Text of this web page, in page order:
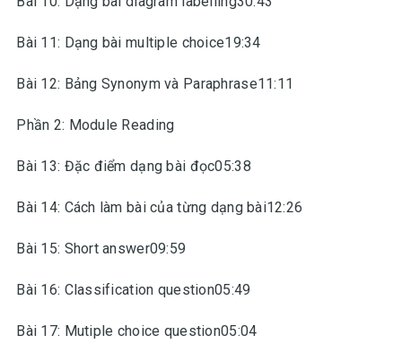
Bài 11: Dạng bài multiple choice19:34
Bài 12: Bảng Synonym và Paraphrase11:11
Phần 2: Module Reading
Bài 13: Đặc điểm dạng bài đọc05:38
Bài 14: Cách làm bài của từng dạng bài12:26
Bài 15: Short answer09:59
Bài 16: Classification question05:49
Bài 17: Mutiple choice question05:04